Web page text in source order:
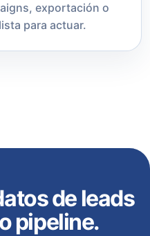
exportación o
para actuar.
de leads
pipeline.